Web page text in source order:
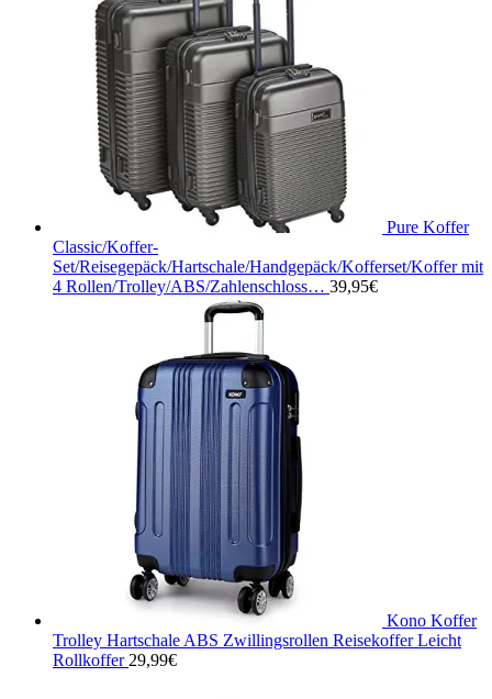
Pure Koffer
Classic/Koffer-
Set/Reisegepäck/Hartschale/Handgepäck/Kofferset/Koffer mit
4 Rollen/Trolley/ABS/Zahlenschloss… 39,95€
Kono Koffer
Trolley Hartschale ABS Zwillingsrollen Reisekoffer Leicht
Rollkoffer 29,99€